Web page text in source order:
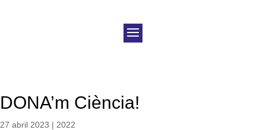
DONA’m Ciència!
27 abril 2023 | 2022